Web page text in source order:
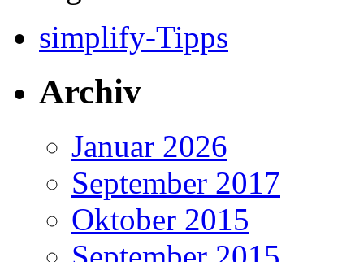
simplify-Tipps
Archiv
Januar 2026
September 2017
Oktober 2015